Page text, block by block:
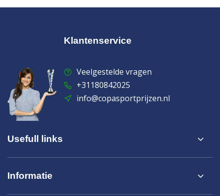
Klantenservice
Veelgestelde vragen
+31180842025
info@copasportprijzen.nl
Usefull links
Informatie